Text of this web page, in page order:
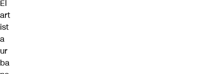
El
art
ist
a
ur
ba